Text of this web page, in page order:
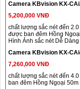
Camera KBvision KX-
5,200,000 VNĐ
chất lượng sắc nét đến
được ban đêm Hồng
Hình Ảnh sắc nét Dễ
Camera KBvision KX-
7,260,000 VNĐ
chất lượng sắc nét đến
ban đêm Hồng Ngoại